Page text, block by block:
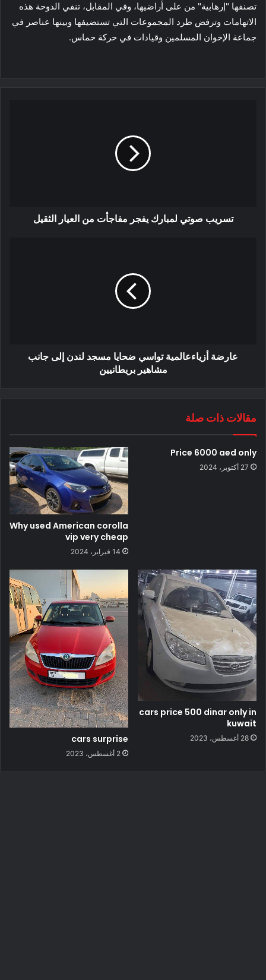
تصنفها "إرهابية" من على أراضيها، وفي المقابل، تنفي الدوحة هذه
الاتهامات وترفض طرد المجموعات التي تستضيفها وبينها عناصر في
جماعة الإخوان المسلمين وقيادات في حركة حماس.
تسريب صوتي لمبارك يفجر مفاجأت من العيار الثقيل
عارضة أزياءعالمية تواسي ضحايا مسجد لندن إلى جانب
مشاهير بريطانيين
مقالات ذات صلة
Price 6000 aed only
27 أكتوبر، 2024
Why used American corolla
vip very cheap
14 فبراير، 2024
cars price 500 dinar only in
kuwait
28 أغسطس، 2023 cars surprise
2 أغسطس، 2023